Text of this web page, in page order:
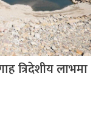
त्रिदेशीय लाभमा